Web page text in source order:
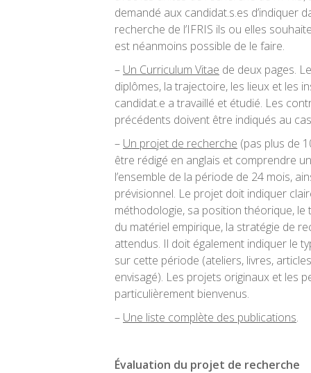
demandé aux candidat.s.es d’indiquer
recherche de l’IFRIS ils ou elles
est néanmoins possible de le faire.
– Un Curriculum Vitae de deux pages.
diplômes, la trajectoire, les lieux et les
candidat.e a travaillé et étudié. Les
précédents doivent être indiqués au
– Un projet de recherche (pas plus de
être rédigé en anglais et comprendre
l’ensemble de la période de 24 mois,
prévisionnel. Le projet doit indiquer
méthodologie, sa position théorique, le
du matériel empirique, la stratégie de
attendus. Il doit également indiquer le
sur cette période (ateliers, livres,
envisagé). Les projets originaux et les
particulièrement bienvenus.
– Une liste complète des publications.
Évaluation du projet de recherche